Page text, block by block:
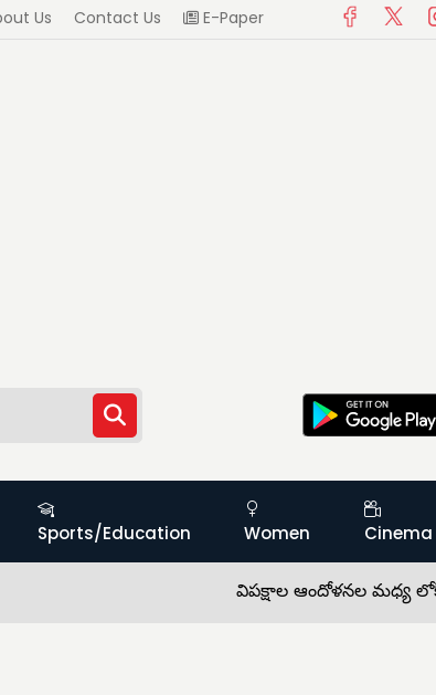
Us Contact Us E-Paper
Sports/Education Women Cinema
విపక్షాల ఆందోళనల మధ్య